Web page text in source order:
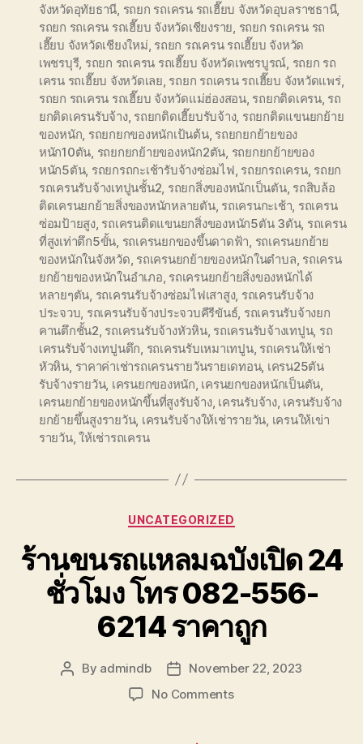
จังหวัดอุทัยธานี, รถยก รถเครน รถเฮี๊ยบ จังหวัดอุบลราชธานี,
รถยก รถเครน รถเฮี๊ยบ จังหวัดเชียงราย, รถยก รถเครน รถ
เฮี๊ยบ จังหวัดเชียงใหม่, รถยก รถเครน รถเฮี๊ยบ จังหวัด
เพชรบุรี, รถยก รถเครน รถเฮี๊ยบ จังหวัดเพชรบูรณ์, รถยก รถ
เครน รถเฮี๊ยบ จังหวัดเลย, รถยก รถเครน รถเฮี๊ยบ จังหวัดแพร่,
รถยก รถเครน รถเฮี๊ยบ จังหวัดแม่ฮ่องสอน, รถยกติดเครน, รถ
ยกติดเครนรับจ้าง, รถยกติดเฮี๊ยบรับจ้าง, รถยกติดแขนยกย้าย
ของหนัก, รถยกยกของหนักเป้นต้น, รถยกยกย้ายของ
หนัก10ตัน, รถยกยกย้ายของหนัก2ตัน, รถยกยกย้ายของ
หนัก5ตัน, รถยกรถกะเช้ารับจ้างซ่อมไฟ, รถยกรถเครน, รถยก
รถเครนรับจ้างเทปูนชั้น2, รถยกสิ่งของหนักเป็นตัน, รถสิบล้อ
ติดเครนยกย้ายสิ่งของหนักหลายตัน, รถเครนกะเช้า, รถเครน
ซ่อมป้ายสูง, รถเครนติดแขนยกสิ่งของหนัก5ตัน 3ตัน, รถเครน
ที่สูงเท่าตึก5ขั้น, รถเครนยกของขึ้นดาดฟ้า, รถเครนยกย้าย
ของหนักในจังหวัด, รถเครนยกย้ายของหนักในตำบล, รถเครน
ยกย้ายของหนักในอำเภอ, รถเครนยกย้ายสิ่งของหนักได้
หลายๆตัน, รถเครนรับจ้างซ่อมไฟเสาสูง, รถเครนรับจ้าง
ประจวบ, รถเครนรับจ้างประจวบคีรีขันธ์, รถเครนรับจ้างยก
คานตึกชั้น2, รถเครนรับจ้างหัวหิน, รถเครนรับจ้างเทปูน, รถ
เครนรับจ้างเทปูนตึก, รถเครนรับเหมาเทปูน, รถเครนให้เช่า
หัวหิน, ราคาค่าเช่ารถเครนรายวันรายเดทอน, เครน25ตัน
รับจ้างรายวัน, เครนยกของหนัก, เครนยกของหนักเป็นตัน,
เครนยกย้ายของหนักขึ้นที่สูงรับจ้าง, เครนรับจ้าง, เครนรับจ้าง
ยกย้ายขึ้นสูงรายวัน, เครนรับจ้างให้เช่ารายวัน, เครนให้เข่า
รายวัน,ให้เช่ารถเครน
Categories
UNCATEGORIZED
ร้านขนรถแหลมฉบังเปิด 24
ชั่วโมง โทร 082-556-
6214 ราคาถูก
Post
By admindb
Post
date
November 22, 2023
No Commentson